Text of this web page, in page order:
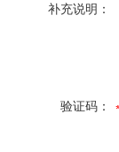
补充说明：
验证码：